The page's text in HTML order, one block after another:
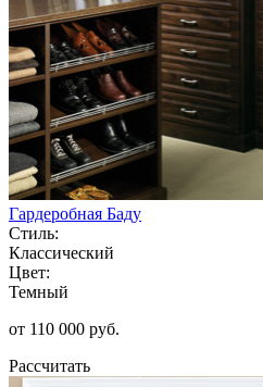
Гардеробная Баду
Стиль:
Классический
Цвет:
Темный
от 110 000 руб.
Рассчитать